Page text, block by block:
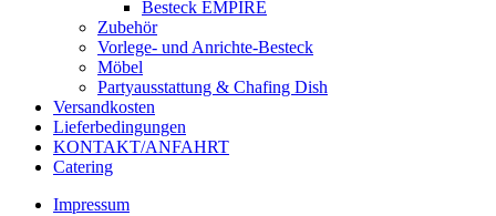
Besteck EMPIRE
Zubehör
Vorlege- und Anrichte-Besteck
Möbel
Partyausstattung & Chafing Dish
Versandkosten
Lieferbedingungen
KONTAKT/ANFAHRT
Catering
Impressum